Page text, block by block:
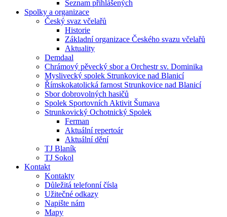
Seznam přihlášených
Spolky a organizace
Český svaz včelařů
Historie
Základní organizace Českého svazu včelařů
Aktuality
Demdaal
Chrámový pěvecký sbor a Orchestr sv. Dominika
Myslivecký spolek Strunkovice nad Blanicí
Římskokatolická farnost Strunkovice nad Blanicí
Sbor dobrovolných hasičů
Spolek Sportovních Aktivit Šumava
Strunkovický Ochotnický Spolek
Ferman
Aktuální repertoár
Aktuální dění
TJ Blaník
TJ Sokol
Kontakt
Kontakty
Důležitá telefonní čísla
Užitečné odkazy
Napište nám
Mapy